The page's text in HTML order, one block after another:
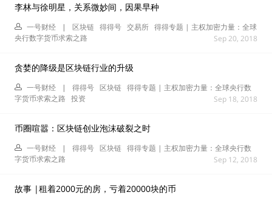
李林与徐明星，关系微妙间，因果早种
一号财经 | 区块链 得得号 交易所 得得专题 | 主权加密力量：全球
央行数字货币求索之路
Sep 20, 2018
贪婪的降级是区块链行业的升级
一号财经 | 得得号 区块链 得得专题 | 主权加密力量：全球央行数
字货币求索之路 投资 Sep 18, 2018
币圈喧嚣：区块链创业泡沫破裂之时
一号财经 | 得得号 区块链 得得专题 | 主权加密力量：全球央行数
字货币求索之路
Sep 12, 2018
故事 |租着2000元的房，亏着20000块的币